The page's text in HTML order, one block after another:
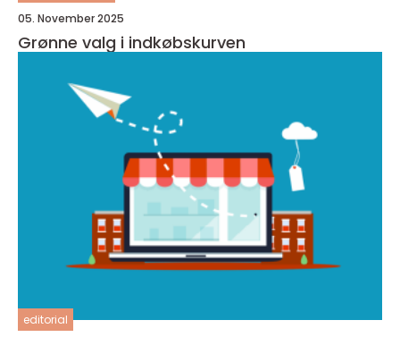
05. November 2025
Grønne valg i indkøbskurven
editorial